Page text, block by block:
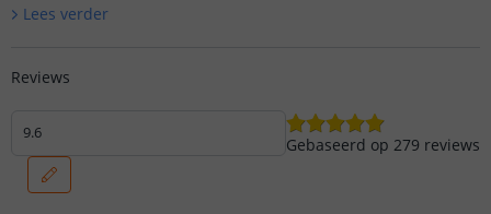
Lees verder
Reviews
9.6
Gebaseerd op 279 reviews